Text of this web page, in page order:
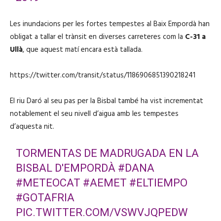
Les inundacions per les fortes tempestes al Baix Empordà han
obligat a tallar el trànsit en diverses carreteres com la C-31 a
Ullà, que aquest matí encara està tallada.
https://twitter.com/transit/status/1186906851390218241
El riu Daró al seu pas per la Bisbal també ha vist incrementat
notablement el seu nivell d’aigua amb les tempestes
d’aquesta nit.
TORMENTAS DE MADRUGADA EN LA
BISBAL D'EMPORDÀ #DANA
#METEOCAT #AEMET #ELTIEMPO
#GOTAFRIA
PIC.TWITTER.COM/VSWVJQPEDW